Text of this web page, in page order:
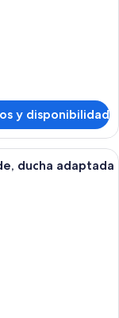
y disponibilidad
hotel con una cama
ducha adaptada